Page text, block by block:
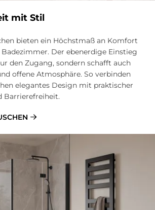
mit Stil
bieten ein Höchstmaß an Komfort
Der ebenerdige Einstieg
den Zugang, sondern schafft auch
offene Atmosphäre. So verbinden
elegantes Design mit praktischer
Barrierefreiheit.